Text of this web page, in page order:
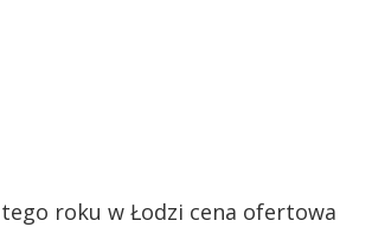
roku w Łodzi cena ofertowa